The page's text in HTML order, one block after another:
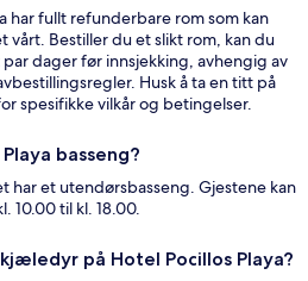
har fullt refunderbare rom som kan
vårt. Bestiller du et slikt rom, kan du
dager før innsjekking, avhengig av
Husk å ta en titt på
spesifikke vilkår og betingelser.
basseng?
har et utendørsbasseng. Gjestene kan
10.00 til kl. 18.00.
på Hotel Pocillos Playa?